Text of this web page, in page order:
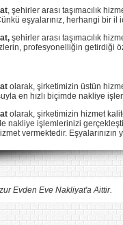
, şehirler arası taşımacılık
eşyalarınız, herhangi bir il
şehirler arası taşımacılık
profesyonelliğin getirdiği
olarak, şirketimizin üstün
en hızlı biçimde nakliye
olarak, şirketimizin hizmet
nakliye işlemlerinizi
vermektedir.
Evden Eve Nakliyat'a Aittir.